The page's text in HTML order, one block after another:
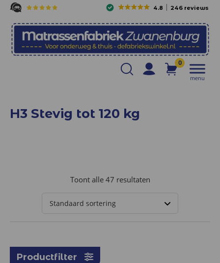
4.8 246 reviews
0
menu
H3 Stevig tot 120 kg
Toont alle 47 resultaten
Productfilter